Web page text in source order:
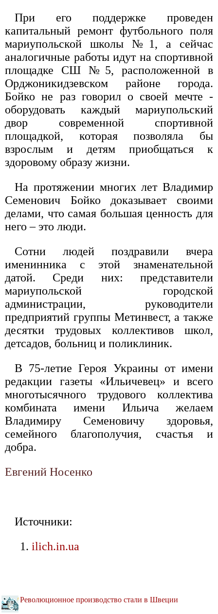
При его поддержке проведен
капитальный ремонт футбольного поля
мариупольской школы №1, а сейчас
аналогичные работы идут на спортивной
площадке СШ №5, расположенной в
Орджоникидзевском районе города.
Бойко не раз говорил о своей мечте -
оборудовать каждый мариупольский
двор современной спортивной
площадкой, которая позволяла бы
взрослым и детям приобщаться к
здоровому образу жизни.
На протяжении многих лет Владимир
Семенович Бойко доказывает своими
делами, что самая большая ценность для
него – это люди.
Сотни людей поздравили вчера
именинника с этой знаменательной
датой. Среди них: представители
мариупольской городской
администрации, руководители
предприятий группы Метинвест, а также
десятки трудовых коллективов школ,
детсадов, больниц и поликлиник.
В 75-летие Героя Украины от имени
редакции газеты «Ильичевец» и всего
многотысячного трудового коллектива
комбината имени Ильича желаем
Владимиру Семеновичу здоровья,
семейного благополучия, счастья и
добра.
Евгений Носенко
Источники:
ilich.in.ua
Революционное производство стали в Швеции